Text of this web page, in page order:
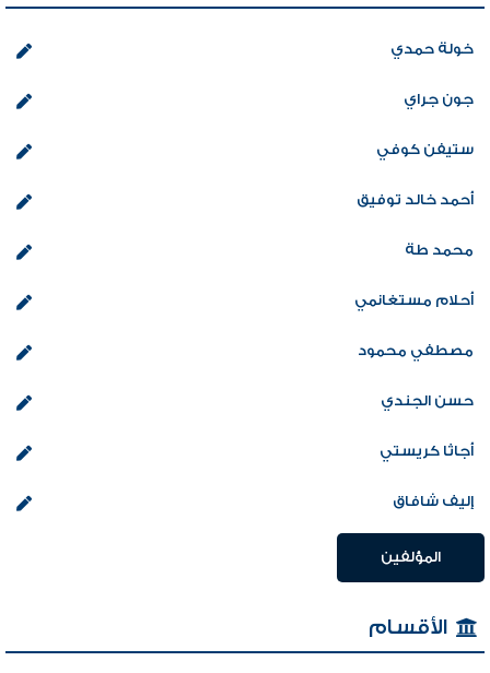
خولة حمدي
جون جراي
ستيفن كوفي
أحمد خالد توفيق
محمد طة
أحلام مستغانمي
مصطفي محمود
حسن الجندي
أجاثا كريستي
إليف شافاق
المؤلفين
الأقسام